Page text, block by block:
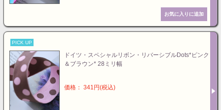
PICK UP
ドイツ・スペシャルリボン・リバーシブルDots*ピンク
＆ブラウン* 28ミリ幅
価格： 341円(税込)